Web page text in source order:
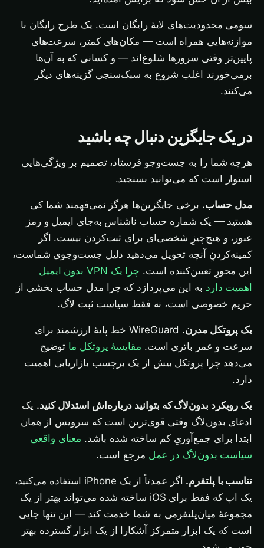
سومی محدودیت‌های لایهٔ رایگان است. یک طرح رایگان با
موازنه‌هایی همراه است — مکان‌های کمتر، سرعت‌های
پایین‌تر وقتی سرورها شلوغ‌اند — و کسانی که به آن‌ها
برمی‌خورند اغلب شروع به سبک‌سنجی گزینه‌های دیگر
می‌کنند.
در یک جایگزین دنبال چه باشید
هرچه شما را به جست‌وجو فرستاد، تصمیم بر ویژگی‌هایی
استوار است که می‌توانید بسنجید.
مدل حساب. برخی جایگزین‌ها هرگز نمی‌فهمند شما کی
هستید — یک شماره حساب ناشناس به‌جای ایمیل و رمز
عبور، و هیچ‌چیزِ شخصی‌ای برای ثبت‌کردن نیست. اگر
کمینه‌کردنِ آنچه تحویل می‌دهید دلیل جست‌وجوی شماست،
این محورِ تعیین‌کننده است.
چرا یک VPN بدون ایمیل
اهمیت دارد به این می‌پردازد که چرا مدل حساب بخشی از
حریم خصوصی است، نه فقط سیاست ثبت لاگ.
یک پروتکل مدرن.
WireGuard خط پایهٔ ارزشمند برای
سرعت و عمر باتری است. مقایسهٔ پروتکل ما توضیح
می‌دهد چرا پروتکل بیش از یک برچسب بازاریابی اهمیت
دارد.
یک رویکرد بدون‌لاگ که بتوانید درباره‌اش استدلال کنید. یک
ادعای بدون‌لاگ وقتی قوی‌ترین است که سرویس از همان
ابتدا برای جمع‌آوریِ کم ساخته شده باشد. معنای واقعی
سیاست بدون‌لاگ در عمل مرجع است.
تناسب با پلتفرم.
اگر عمدتاً از یک iPhone استفاده می‌کنید،
یک اپ که فقط برای iOS ساخته شده می‌تواند بهتر از یک
مجموعهٔ میان‌پلتفرمی به شما خدمت کند — این تنها جایی
است که یک ابزار متمرکز آشکارا از یک ابزار گسترده بهتر